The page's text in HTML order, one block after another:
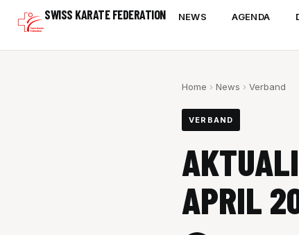
Inhalt
SWISS KARATE FEDERATION NEWS AGENDA
Home › News › Verband
VERBAND
APRIL